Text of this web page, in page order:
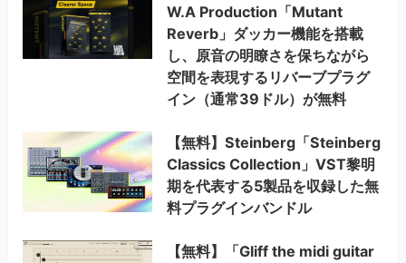
W.A Production「Mutant
Reverb」ダッカー機能を搭載
し、原音の明瞭さを保ちながら
空間を表現するリバーブプラグ
イン（通常39ドル）が無料
【無料】Steinberg「Steinberg
Classics Collection」VST黎明
期を代表する5製品を収録した無
料プラグインバンドル
【無料】「Gliff the midi guitar